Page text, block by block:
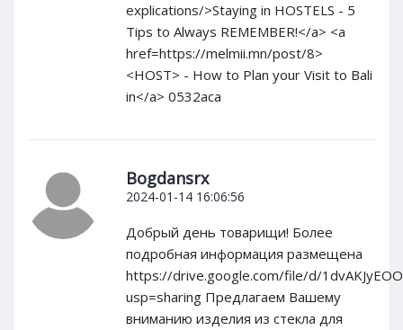
explications/>Staying in HOSTELS - 5
Tips to Always REMEMBER!</a> <a
href=https://melmii.mn/post/8>
<HOST> - How to Plan your Visit to Bali
in</a> 0532aca
Bogdansrx
2024-01-14 16:06:56
Добрый день товарищи! Более
подробная информация размещена
https://drive.google.com/file/d/
usp=sharing Предлагаем Вашему
вниманию изделия из стекла для